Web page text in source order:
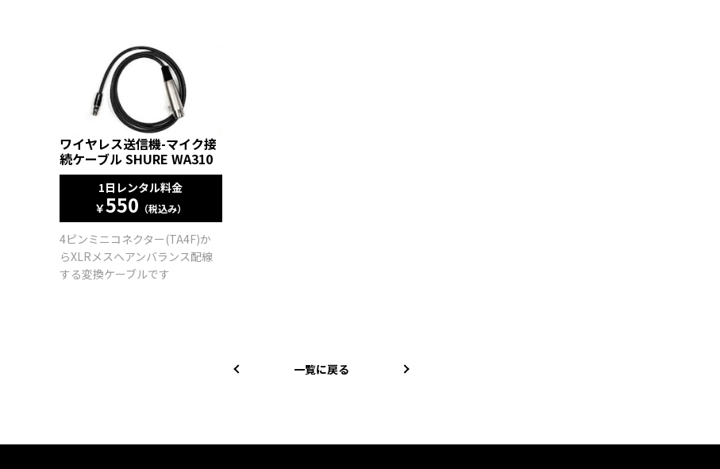
ワイヤレス送信機-マイク接
続ケーブル SHURE WA310
1日レンタル料金
￥550 （税込み）
4ピンミニコネクター(TA4F)か
らXLRメスへアンバランス配線
する変換ケーブルです
一覧に戻る